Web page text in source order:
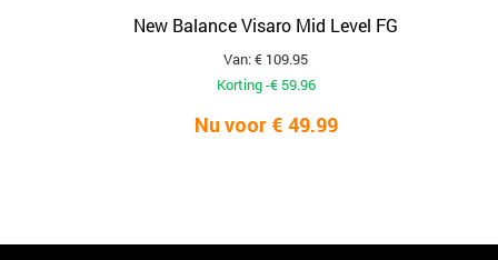
New Balance Visaro Mid Level FG
Van: € 109.95
Korting -€ 59.96
Nu voor € 49.99